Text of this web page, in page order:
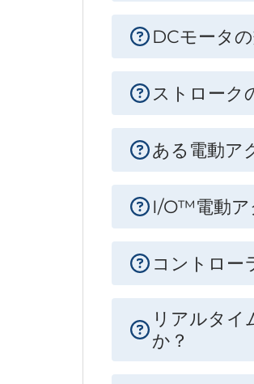
DCモータ
ストローク
ある電動ア
I/O™電動ア
コントロー
リアルタイ
か？